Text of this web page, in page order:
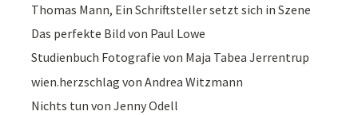
Thomas Mann, Ein Schriftsteller setzt sich in Szene
Das perfekte Bild von Paul Lowe
Studienbuch Fotografie von Maja Tabea Jerrentrup
wien.herzschlag von Andrea Witzmann
Nichts tun von Jenny Odell